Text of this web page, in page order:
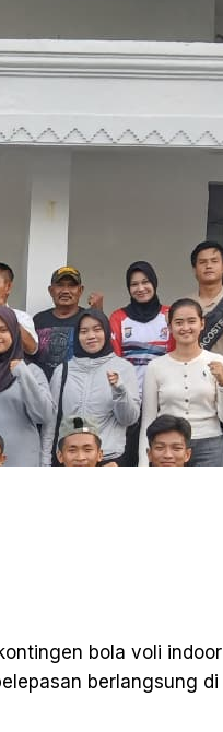
bola voli indoor
berlangsung di